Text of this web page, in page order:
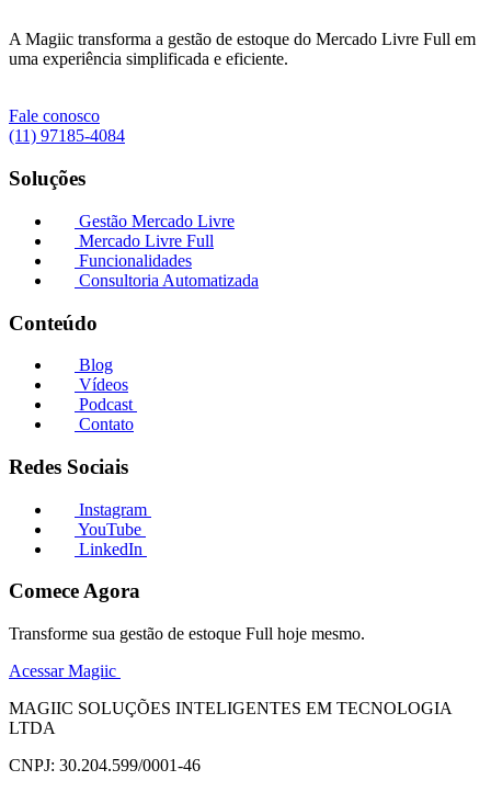
A Magiic transforma a gestão de estoque do Mercado Livre Full em
uma experiência simplificada e eficiente.
Fale conosco
(11) 97185-4084
Soluções
Gestão Mercado Livre
Mercado Livre Full
Funcionalidades
Consultoria Automatizada
Conteúdo
Blog
Vídeos
Podcast
Contato
Redes Sociais
Instagram
YouTube
LinkedIn
Comece Agora
Transforme sua gestão de estoque Full hoje mesmo.
Acessar Magiic
MAGIIC SOLUÇÕES INTELIGENTES EM TECNOLOGIA
LTDA
CNPJ: 30.204.599/0001-46